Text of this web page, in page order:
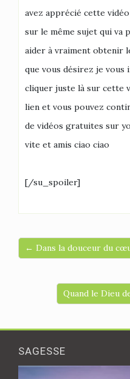
avez apprécié cette vidéo
sur le même sujet qui va
aider à vraiment obtenir
que vous désirez je vous
cliquer juste là sur cette
lien et vous pouvez
de vidéos gratuites sur
vite et amis ciao ciao
[/su_spoiler]
← Dans la douceur du
Quand le Dieu
SAGESSE